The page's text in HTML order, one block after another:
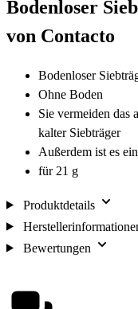
Bodenloser
von Contacto
Bodenloser
Ohne Boden
Sie vermeiden das
kalter Siebträger
Außerdem ist es
für 21 g
Produktdetails
Bewertungen